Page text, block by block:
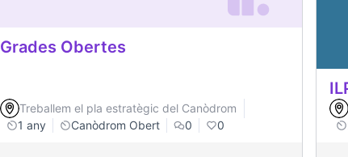
Grades Obertes
Treballem el pla estratègic del Canòdrom
1 any
Canòdrom Obert 0 0